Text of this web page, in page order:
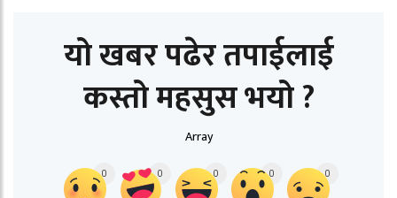
यो खबर पढेर तपाईलाई
कस्तो महसुस भयो ?
Array
0 0 0 0 0